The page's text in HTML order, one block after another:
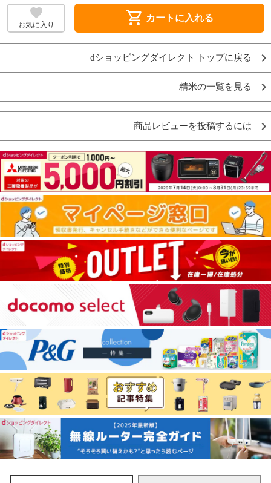
お気に入り shopping_cart カートに入れる
dショッピングダイレクト トップに戻る
精米の一覧を見る
商品レビューを投稿するには